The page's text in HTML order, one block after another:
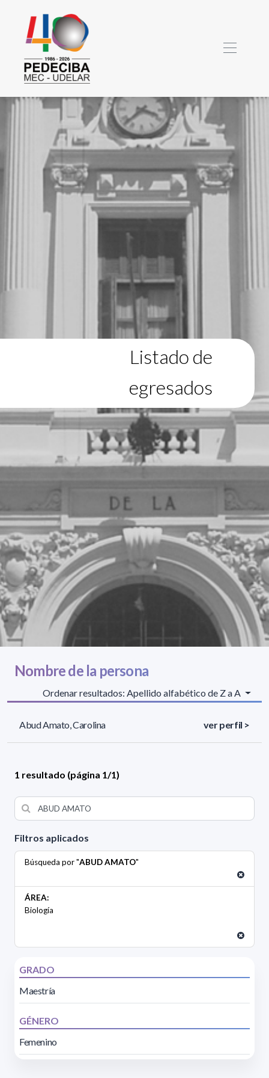
Listado de
egresados
Filtros aplicados
Búsqueda por "ABUD AMATO"
ÁREA:
Biología
GRADO
Maestría
GÉNERO
Femenino
Nombre de la persona
Ordenar resultados: Apellido alfabético de Z a A
Abud Amato, Carolina ver perfil >
1 resultado (página 1/1)